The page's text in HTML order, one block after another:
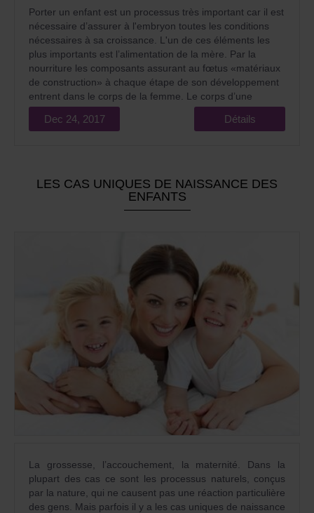
Porter un enfant est un processus très important car il est
nécessaire d’assurer à l'embryon toutes les conditions
nécessaires à sa croissance. L'un de ces éléments les
plus importants est l’alimentation de la mère. Par la
nourriture les composants assurant au fœtus «matériaux
de construction» à chaque étape de son développement
entrent dans le corps de la femme. Le corps d’une
femme supporte naturellement cette alimentation.
Dec 24, 2017 Détails
LES CAS UNIQUES DE NAISSANCE DES
ENFANTS
La grossesse, l’accouchement, la maternité. Dans la
plupart des cas ce sont les processus naturels, conçus
par la nature, qui ne causent pas une réaction particulière
des gens. Mais parfois il y a les cas uniques de naissance